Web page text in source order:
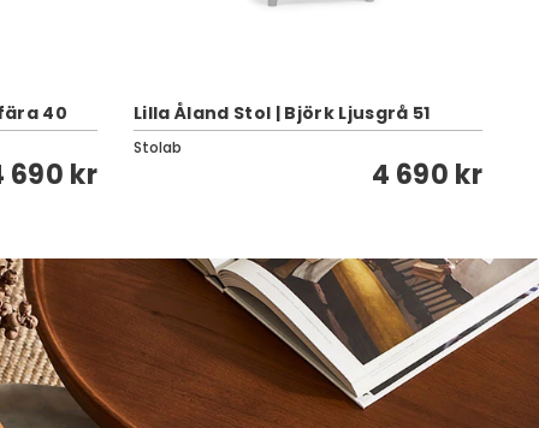
40
690 kr
Lilla Åland Stol | Björk Ljusgrå 51
Stolab
4 690 kr